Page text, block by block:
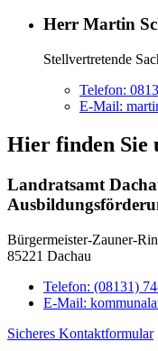
Herr Martin
Stellvertretende
Telefon:
E-Mail:
Hier finden Sie
Landratsamt
Bürgermeister-Zauner-
85221 Dachau
Telefon: (08131)
E-Mail:
Sicheres Kontaktformular